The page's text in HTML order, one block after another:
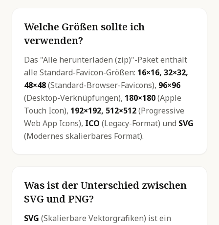
Welche Größen sollte ich
verwenden?
Das "Alle herunterladen (zip)"-Paket enthält
alle Standard-Favicon-Größen: 16×16, 32×32,
48×48(Standard-Browser-Favicons), 96×96
(Desktop-Verknüpfungen), 180×180(Apple
Touch Icon), 192×192, 512×512(Progressive
Web App Icons), ICO (Legacy-Format) und SVG
(Modernes skalierbares Format).
Was ist der Unterschied zwischen
SVG und PNG?
SVG (Skalierbare Vektorgrafiken) ist ein